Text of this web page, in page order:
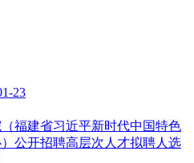
23
福建省习近平新时代中国特色
公开招聘高层次人才拟聘人选